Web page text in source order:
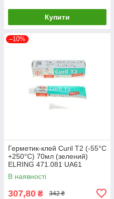
Купити
–10%
Герметик-клей Curil T2 (-55°C
+250°C) 70мл (зелений)
ELRING 471.081 UA61
В наявності
307,80 ₴ 342 ₴